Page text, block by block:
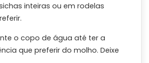
inteiras ou em rodelas
o copo de água até ter a
que preferir do molho. Deixe